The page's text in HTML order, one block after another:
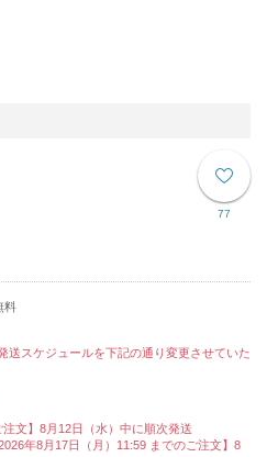
77
料
送スケジュールを下記の通り変更させていた
注文】8月12日（水）中に順次発送
年8月17日（月）11:59 までのご注文】8